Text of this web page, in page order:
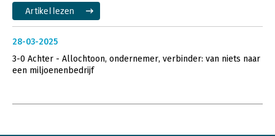
Artikel lezen
28-03-2025
3-0 Achter - Allochtoon, ondernemer, verbinder: van niets naar
een miljoenenbedrijf